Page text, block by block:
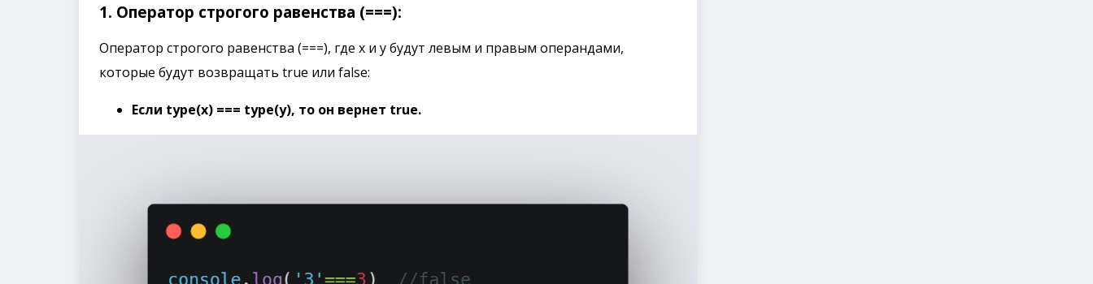
1. Оператор строгого равенства (===):
Оператор строгого равенства (===), где x и y будут левым и правым операндами,
которые будут возвращать true или false:
Eсли type(x) === type(y), то он вернет true.